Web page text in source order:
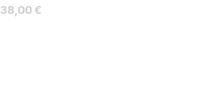
Hinta
38,00 €